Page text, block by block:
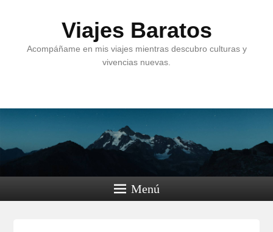
Viajes Baratos
Acompáñame en mis viajes mientras descubro culturas y
vivencias nuevas.
Menú